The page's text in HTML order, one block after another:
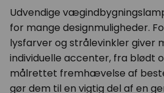
Udvendige
for mange designmuligheder.
lysfarver og strålevinkler giver
individuelle accenter, fra blødt
målrettet fremhævelse af
gør dem til en vigtig del af en